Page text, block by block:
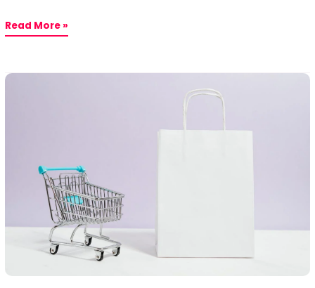
Read More »
Memaksimalkan
Market